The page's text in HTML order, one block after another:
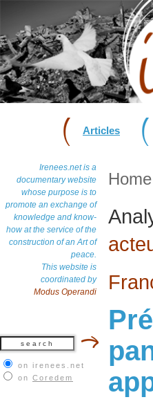
Articles
Irenees.net is a
documentary website
whose purpose is to
promote an exchange of
knowledge and know-
how at the service of the
construction of an Art of
peace.
This website is
coordinated by
Modus Operandi
on irenees.net
on Coredem
Home